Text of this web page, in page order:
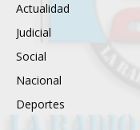
Actualidad
Judicial
Social
Nacional
Deportes